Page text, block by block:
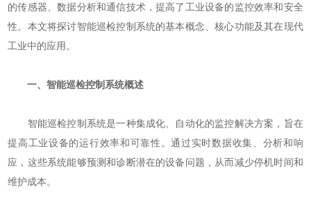
的传感器、数据分析和通信技术，提高了工业设备的监控效率和安全
性。本文将探讨智能巡检控制系统的基本概念、核心功能及其在现代
工业中的应用。
一、智能巡检控制系统概述
智能巡检控制系统是一种集成化、自动化的监控解决方案，旨在
提高工业设备的运行效率和可靠性。通过实时数据收集、分析和响
应，这些系统能够预测和诊断潜在的设备问题，从而减少停机时间和
维护成本。